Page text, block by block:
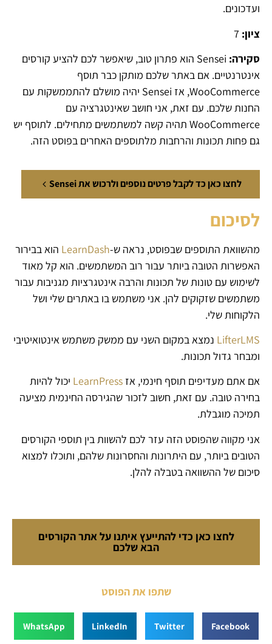
ועדכונים.
ציון:
סקירה:
Sensei הוא פתרון טוב, שיאפשר לכם להציע קורסים
אינטרנטיים. אם באתר שלכם מותקן כבר תוסף
WooCommerce, אז Sensei יהיה מושלם להתממשקות עם
החנות שלכם. עם זאת, אני חושב שאינטגרציה עם
WooCommerce תהיה קשה למשתמשים מתחילים. לתוסף יש
גם פחות תכונות והרחבות מלתוספים האחרים בפוסט הזה.
לחצו כאן כד לקבל פרטים נוספים ולרכוש את Sensei
לסיכום
מהשוואת התוספים שבפוסט, נראה ש-LearnDash הוא בבירור
האפשרות הטובה ביותר עבור רוב המשתמשים. הוא קל מאוד
לשימוש עם טונות של תכונות והרבה אינטגרציות מגניבות עבור
משתמשים שזקוקים להן. אני משתמש בו באתרים שלי ושל
הלקוחות שלי.
LifterLMS נמצא במקום השני עם ממשק משתמש אינטואיטיבי
ומבחר גדול תכונות.
אם אתם מעדיפים תוסף חינמי, אז LearnPress יכול להיות
בחירה טובה. עם זאת, חשוב לזכור שהגירסה החינמית מציעה
תמיכה מוגבלת.
אני מקווה שהפוסט הזה עזר לכם להשוות בין תוספי הקורסים
הטובים ביותר, עם היתרונות והחסרונות שלהם, ותוכלו למצוא
סיכום של ההשוואה בטבלה להלן.
לחצו כאן כדי להתייעץ איתנו על אתר הקורסים
הבא שלכם
שתפו את הפוסט
Facebook
Twitter
LinkedIn
WhatsApp